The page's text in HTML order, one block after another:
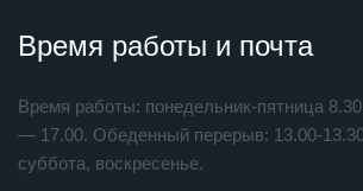
Время работы и почта
Время работы: понедельник-пятница
— 17.00. Обеденный перерыв: 13.00-
суббота, воскресенье.